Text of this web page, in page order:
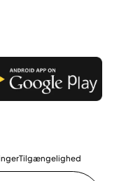
Tilgængelighed